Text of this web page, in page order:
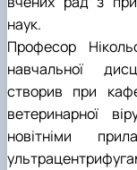
наук.
Професор
навчальної
створив при
ветеринарної
новітніми